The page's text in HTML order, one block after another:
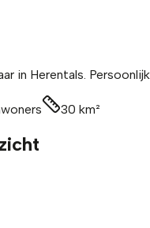
in Herentals.
30 km²